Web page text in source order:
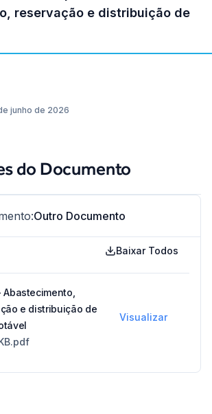
reservação e distribuição de
junho de 2026
do Documento
:Outro Documento
Baixar Todos
Abastecimento,
e distribuição de
.pdf
Visualizar